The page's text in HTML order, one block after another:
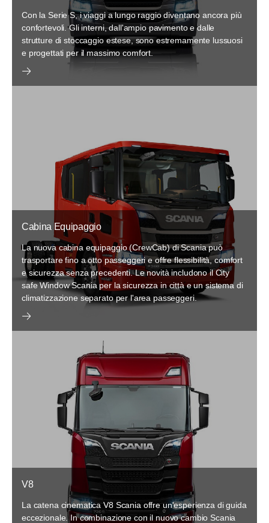
Con la Serie S, i viaggi a lungo raggio diventano ancora più
confortevoli. Gli interni, dall'ampio pavimento e dalle
strutture di stoccaggio estese, sono estremamente lussuosi
e progettati per il massimo comfort.
Cabina Equipaggio
La nuova cabina equipaggio (CrewCab) di Scania può
trasportare fino a otto passeggeri e offre flessibilità, comfort
e sicurezza senza precedenti. Le novità includono il City
safe Window Scania per la sicurezza in città e un sistema di
climatizzazione separato per l'area passeggeri.
V8
La catena cinematica V8 Scania offre un'esperienza di guida
eccezionale. In combinazione con il nuovo cambio Scania